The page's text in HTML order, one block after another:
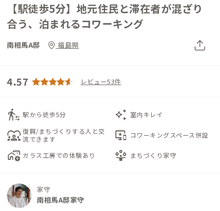
【駅徒歩5分】地元住民と滞在者が混ざり
合う、泊まれるコワーキング
南相馬A邸 福島県
4.57 レビュー53件
transfer_within_a_station 駅から徒歩5分 auto_awesome 室内キレイ
diversity_1 復興/まちづくりする人と交
流できます
important_devices コワーキングスペース併設
add_home_work ガラス工房での体験あり person_play まちづくり家守
家守
南相馬A邸家守